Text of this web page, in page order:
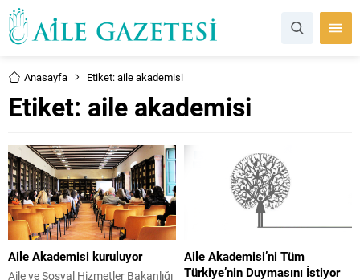
Anasayfa Etiket: aile akademisi
Etiket: aile akademisi
Aile Akademisi kuruluyor
Aile ve Sosyal Hizmetler Bakanlığı
Aile Akademisi’ni Tüm
Türkiye’nin Duymasını İstiyor